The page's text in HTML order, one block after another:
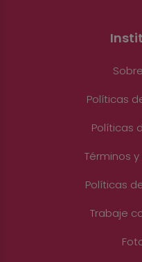
Políticas
Políticas
Términos
Políticas
Trabaje